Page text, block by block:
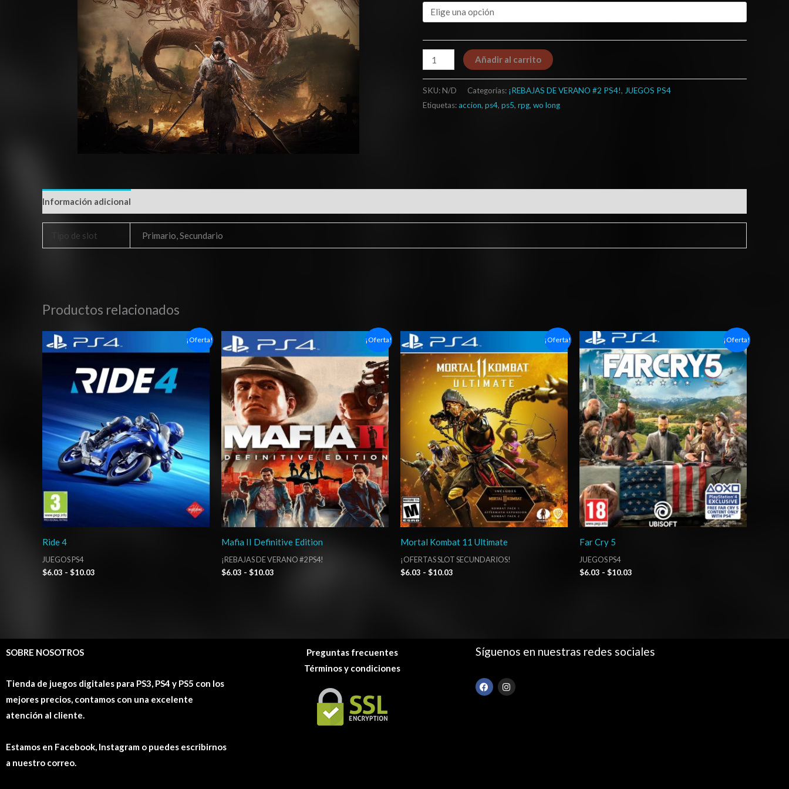
Añadir al carrito
SKU:N/D Categorías: ¡REBAJAS DE VERANO #2 PS4!, JUEGOS PS4
Etiquetas:accion, ps4, ps5, rpg, wo long
Información adicional
Tipo de slot Primario, Secundario
Productos relacionados
¡Oferta!
Ride 4
JUEGOS PS4
$6.03 - $10.03
Rango
de
precios:
$6.03
hasta
$10.03
¡Oferta!
Mafia II Definitive Edition
¡REBAJAS DE VERANO #2 PS4!
$6.03 - $10.03
de
precios:
desde
$6.03
hasta
$10.03
¡Oferta!
Mortal Kombat 11 Ultimate
¡OFERTAS SLOT SECUNDARIOS!
$6.03 - $10.03
Rango
de
precios:
desde
$6.03
hasta
$10.03
¡Oferta!
Far Cry 5
JUEGOS PS4
$6.03 - $10.03
Rango
de
precios:
desde
$6.03
hasta
$10.03
SOBRE NOSOTROS
Tienda de juegos digitales para PS3, PS4 y PS5 con los
mejores precios, contamos con una excelente
atención al cliente.
Estamos en Facebook, Instagram o puedes escribirnos
a nuestro correo.
Preguntas frecuentes
Términos y condiciones
Síguenos en nuestras redes sociales
F
a
I
n